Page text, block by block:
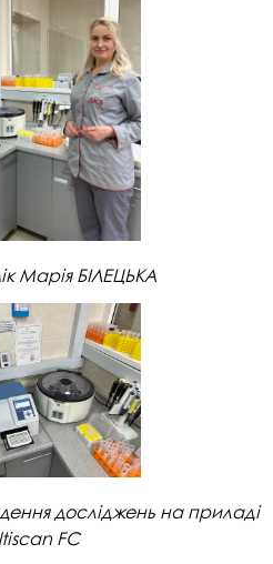
Марія БІЛЕЦЬКА
досліджень на приладі
FC